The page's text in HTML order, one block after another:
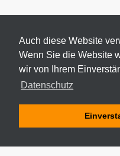
Auch diese Website
Wenn Sie die Website
wir von Ihrem
Datenschutz
© 2026 ODEKI -